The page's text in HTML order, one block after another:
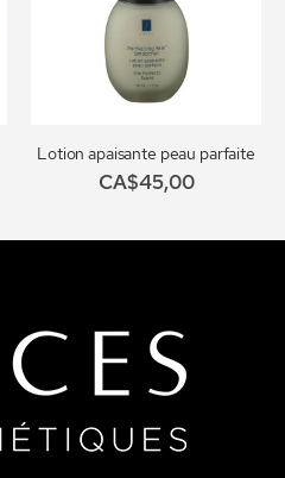
Lotion apaisante peau parfaite
CA$45,00